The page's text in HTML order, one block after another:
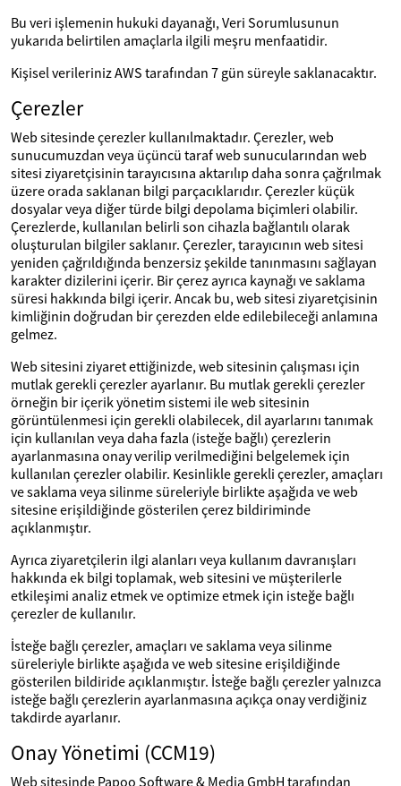
Bu veri işlemenin hukuki dayanağı, Veri Sorumlusunun
yukarıda belirtilen amaçlarla ilgili meşru menfaatidir.
Kişisel verileriniz AWS tarafından 7 gün süreyle saklanacaktır.
Çerezler
Web sitesinde çerezler kullanılmaktadır. Çerezler, web
sunucumuzdan veya üçüncü taraf web sunucularından web
sitesi ziyaretçisinin tarayıcısına aktarılıp daha sonra çağrılmak
üzere orada saklanan bilgi parçacıklarıdır. Çerezler küçük
dosyalar veya diğer türde bilgi depolama biçimleri olabilir.
Çerezlerde, kullanılan belirli son cihazla bağlantılı olarak
oluşturulan bilgiler saklanır. Çerezler, tarayıcının web sitesi
yeniden çağrıldığında benzersiz şekilde tanınmasını sağlayan
karakter dizilerini içerir. Bir çerez ayrıca kaynağı ve saklama
süresi hakkında bilgi içerir. Ancak bu, web sitesi ziyaretçisinin
kimliğinin doğrudan bir çerezden elde edilebileceği anlamına
gelmez.
Web sitesini ziyaret ettiğinizde, web sitesinin çalışması için
mutlak gerekli çerezler ayarlanır. Bu mutlak gerekli çerezler
örneğin bir içerik yönetim sistemi ile web sitesinin
görüntülenmesi için gerekli olabilecek, dil ayarlarını tanımak
için kullanılan veya daha fazla (isteğe bağlı) çerezlerin
ayarlanmasına onay verilip verilmediğini belgelemek için
kullanılan çerezler olabilir. Kesinlikle gerekli çerezler, amaçları
ve saklama veya silinme süreleriyle birlikte aşağıda ve web
sitesine erişildiğinde gösterilen çerez bildiriminde
açıklanmıştır.
Ayrıca ziyaretçilerin ilgi alanları veya kullanım davranışları
hakkında ek bilgi toplamak, web sitesini ve müşterilerle
etkileşimi analiz etmek ve optimize etmek için isteğe bağlı
çerezler de kullanılır.
İsteğe bağlı çerezler, amaçları ve saklama veya silinme
süreleriyle birlikte aşağıda ve web sitesine erişildiğinde
gösterilen bildiride açıklanmıştır. İsteğe bağlı çerezler yalnızca
isteğe bağlı çerezlerin ayarlanmasına açıkça onay verdiğiniz
takdirde ayarlanır.
Onay Yönetimi (CCM19)
Web sitesinde Papoo Software & Media GmbH tarafından